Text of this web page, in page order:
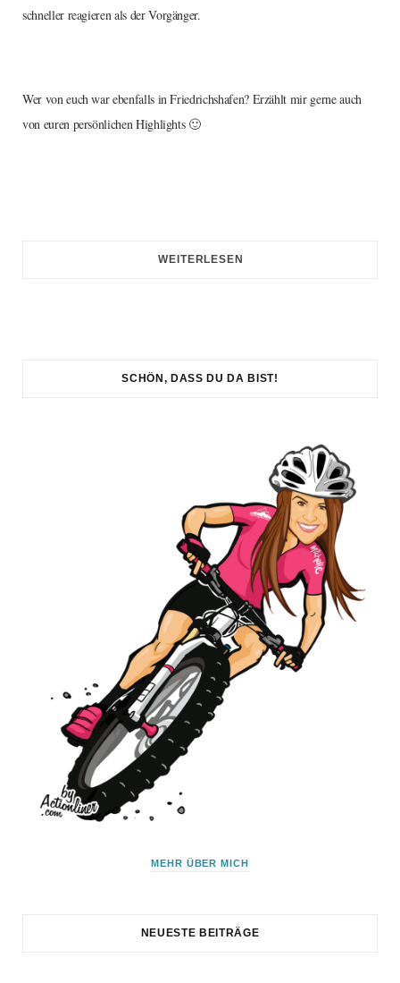
schneller reagieren als der Vorgänger.
Wer von euch war ebenfalls in Friedrichshafen? Erzählt mir gerne auch
von euren persönlichen Highlights 🙂
WEITERLESEN
SCHÖN, DASS DU DA BIST!
MEHR ÜBER MICH
NEUESTE BEITRÄGE